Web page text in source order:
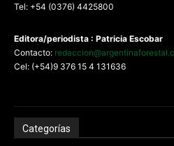
Tel: +54 (0376) 4425800
Editora/periodista : Patricia Escobar
Contacto:
Cel: (+54)9 376 15 4 131636
Categorías